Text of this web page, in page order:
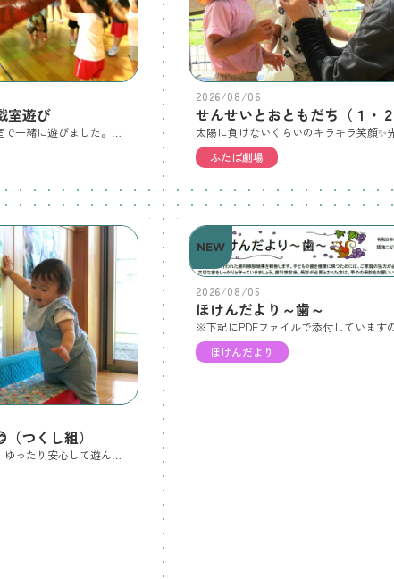
室遊び
３・４歳児が遊戯室で一緒に遊びました。異年齢で遊ぶと、「やってみたいな！」「たのしそう！」という良い刺激がいっぱいです😄手作りパラバルーンをみんなでパタパタ！！風が中からたくさん出てきて大喜び😀中に入るとテントみたいだったよ！パラバルーンの下に入ると面白い！！もっとパタパタして～船に見立てて・・♪「夜の踊り子」を歌って踊ったよー😄鉄棒の仕方を先生が教えてくれたよーやってみよう！！遊戯室遊び楽しかったーー✨✨
2026/08/06
ふたば劇場
つくし組）
NEW
2026/08/05
ほけんだより～歯～
ほけんだより